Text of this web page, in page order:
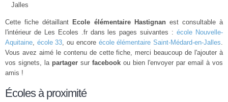
Jalles
Cette fiche détaillant Ecole élémentaire Hastignanest consultable à
l'intérieur de Les Ecoles .fr dans les pages suivantes :école Nouvelle-
Aquitaine, école 33, ou encore école élémentaire Saint-Médard-en-Jalles.
Vous avez aimé le contenu de cette fiche, merci beaucoup de l'ajouter à
vos signets, la partager sur facebook ou bien l'envoyer par email à vos
amis !
Écoles à proximité